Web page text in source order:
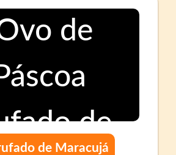
de Maracujá